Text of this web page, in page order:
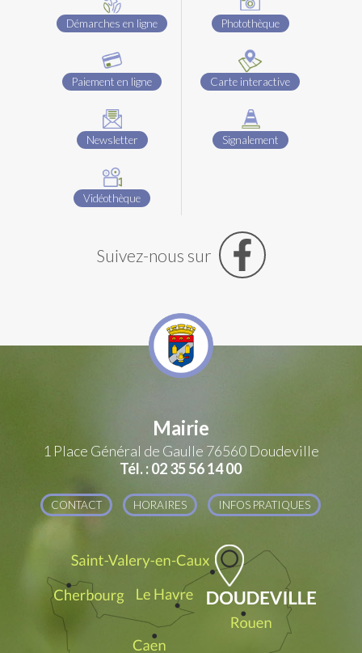
Démarches en ligne
Paiement en ligne
Newsletter
Vidéothèque
Photothèque
Carte interactive
Signalement
Suivez-nous sur
Mairie
1 Place Général de Gaulle 76560 Doudeville
Tél. : 02 35 56 14 00
CONTACT HORAIRES INFOS PRATIQUES